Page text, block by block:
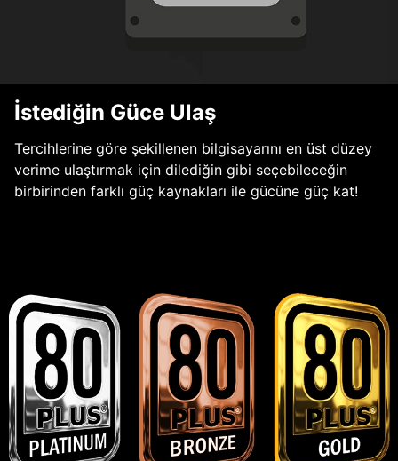
İstediğin Güce Ulaş
Tercihlerine göre şekillenen bilgisayarını en üst düzey
verime ulaştırmak için dilediğin gibi seçebileceğin
birbirinden farklı güç kaynakları ile gücüne güç kat!